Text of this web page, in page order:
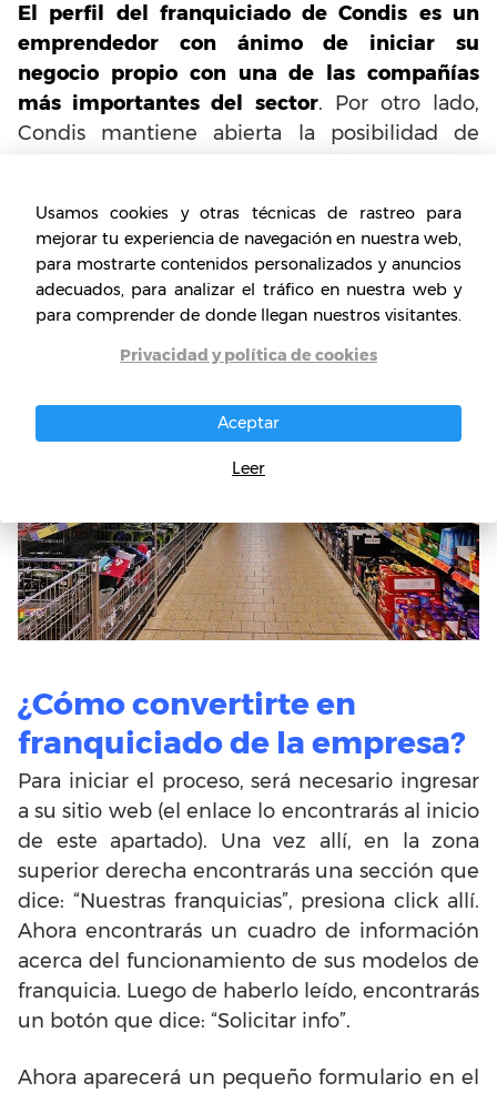
El perfil del franquiciado de Condis es un
emprendedor con ánimo de iniciar su
negocio propio con una de las compañías
más importantes del sector. Por otro lado,
Condis mantiene abierta la posibilidad de
momento deseen ser parte de esta compañía
a través de sus modelos de franquicia.
¿Cómo convertirte en
franquiciado de la empresa?
Para iniciar el proceso, será necesario ingresar
a su sitio web (el enlace lo encontrarás al inicio
de este apartado). Una vez allí, en la zona
superior derecha encontrarás una sección que
dice: “Nuestras franquicias”, presiona click allí.
Ahora encontrarás un cuadro de información
acerca del funcionamiento de sus modelos de
franquicia. Luego de haberlo leído, encontrarás
un botón que dice: “Solicitar info”.
Ahora aparecerá un pequeño formulario en el
Usamos cookies y otras técnicas de rastreo para
mejorar tu experiencia de navegación en nuestra web,
para mostrarte contenidos personalizados y anuncios
adecuados, para analizar el tráfico en nuestra web y
para comprender de donde llegan nuestros visitantes.
Privacidad y política de cookies
Aceptar
Leer